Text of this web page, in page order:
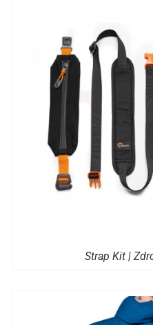
Strap Kit |